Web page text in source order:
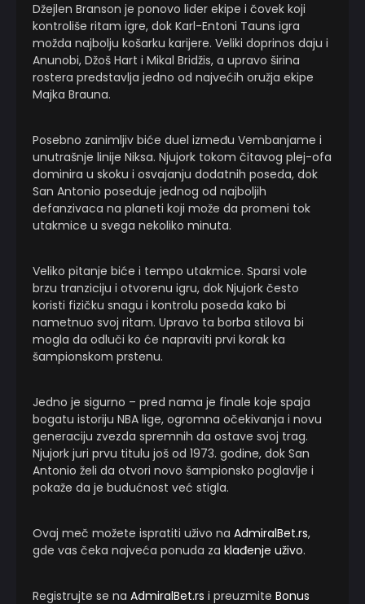
Džejlen Branson je ponovo lider ekipe i čovek koji
kontroliše ritam igre, dok Karl-Entoni Tauns igra
možda najbolju košarku karijere. Veliki doprinos daju i
Anunobi, Džoš Hart i Mikal Bridžis, a upravo širina
rostera predstavlja jedno od najvećih oružja ekipe
Majka Brauna.
Posebno zanimljiv biće duel između Vembanjame i
unutrašnje linije Niksa. Njujork tokom čitavog plej-ofa
dominira u skoku i osvajanju dodatnih poseda, dok
San Antonio poseduje jednog od najboljih
defanzivaca na planeti koji može da promeni tok
utakmice u svega nekoliko minuta.
Veliko pitanje biće i tempo utakmice. Sparsi vole
brzu tranziciju i otvorenu igru, dok Njujork često
koristi fizičku snagu i kontrolu poseda kako bi
nametnuo svoj ritam. Upravo ta borba stilova bi
mogla da odluči ko će napraviti prvi korak ka
šampionskom prstenu.
Jedno je sigurno – pred nama je finale koje spaja
bogatu istoriju NBA lige, ogromna očekivanja i novu
generaciju zvezda spremnih da ostave svoj trag.
Njujork juri prvu titulu još od 1973. godine, dok San
Antonio želi da otvori novo šampionsko poglavlje i
pokaže da je budućnost već stigla.
Ovaj meč možete ispratiti uživo na AdmiralBet.rs,
gde vas čeka najveća ponuda za klađenje uživo.
Registrujte se na AdmiralBet.rs i preuzmite Bonus